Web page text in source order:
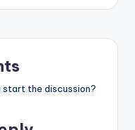
start the discussion?